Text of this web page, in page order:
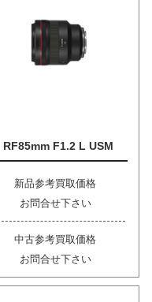
RF85mm F1.2 L USM
新品参考買取価格
お問合せ下さい
中古参考買取価格
お問合せ下さい